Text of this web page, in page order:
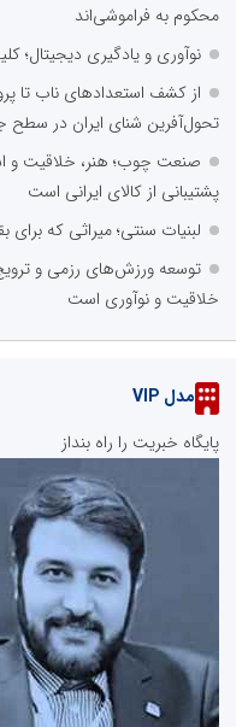
محکوم به فراموشی‌اند
نوآوری و یادگیری دیجیتال؛
از کشف استعدادهای ناب تا
تحول‌آفرین شنای ایران در سطح
صنعت چوب؛ هنر، خلاقیت و
پشتیبانی از کالای ایرانی است
لبنیات سنتی؛ میراثی که برای
توسعه ورزش‌های رزمی و
خلاقیت و نوآوری است
مدل VIP
پایگاه خبریت را راه بنداز